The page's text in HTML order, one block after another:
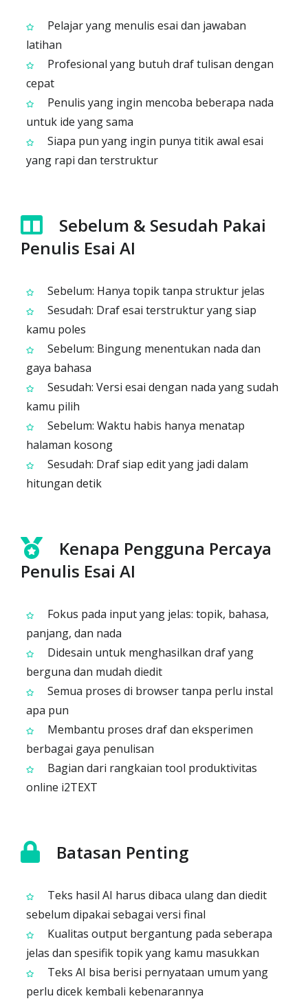
Pelajar yang menulis esai dan jawaban
latihan
Profesional yang butuh draf tulisan dengan
cepat
Penulis yang ingin mencoba beberapa nada
untuk ide yang sama
Siapa pun yang ingin punya titik awal esai
yang rapi dan terstruktur
Sebelum & Sesudah Pakai
Penulis Esai AI
Sebelum: Hanya topik tanpa struktur jelas
Sesudah: Draf esai terstruktur yang siap
kamu poles
Sebelum: Bingung menentukan nada dan
gaya bahasa
Sesudah: Versi esai dengan nada yang sudah
kamu pilih
Sebelum: Waktu habis hanya menatap
halaman kosong
Sesudah: Draf siap edit yang jadi dalam
hitungan detik
Kenapa Pengguna Percaya
Penulis Esai AI
Fokus pada input yang jelas: topik, bahasa,
panjang, dan nada
Didesain untuk menghasilkan draf yang
berguna dan mudah diedit
Semua proses di browser tanpa perlu instal
apa pun
Membantu proses draf dan eksperimen
berbagai gaya penulisan
Bagian dari rangkaian tool produktivitas
online i2TEXT
Batasan Penting
Teks hasil AI harus dibaca ulang dan diedit
sebelum dipakai sebagai versi final
Kualitas output bergantung pada seberapa
jelas dan spesifik topik yang kamu masukkan
Teks AI bisa berisi pernyataan umum yang
perlu dicek kembali kebenarannya